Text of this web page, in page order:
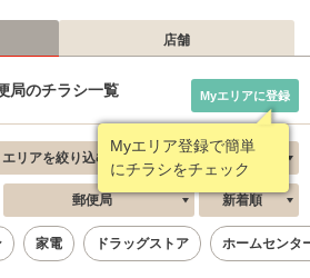
店舗
局のチラシ一覧
Myエリア登録で簡単
にチラシをチェック
Myエリアに登録
エリアを絞り込む
郵便局 新着順
家電 ドラッグストア ホームセンタ